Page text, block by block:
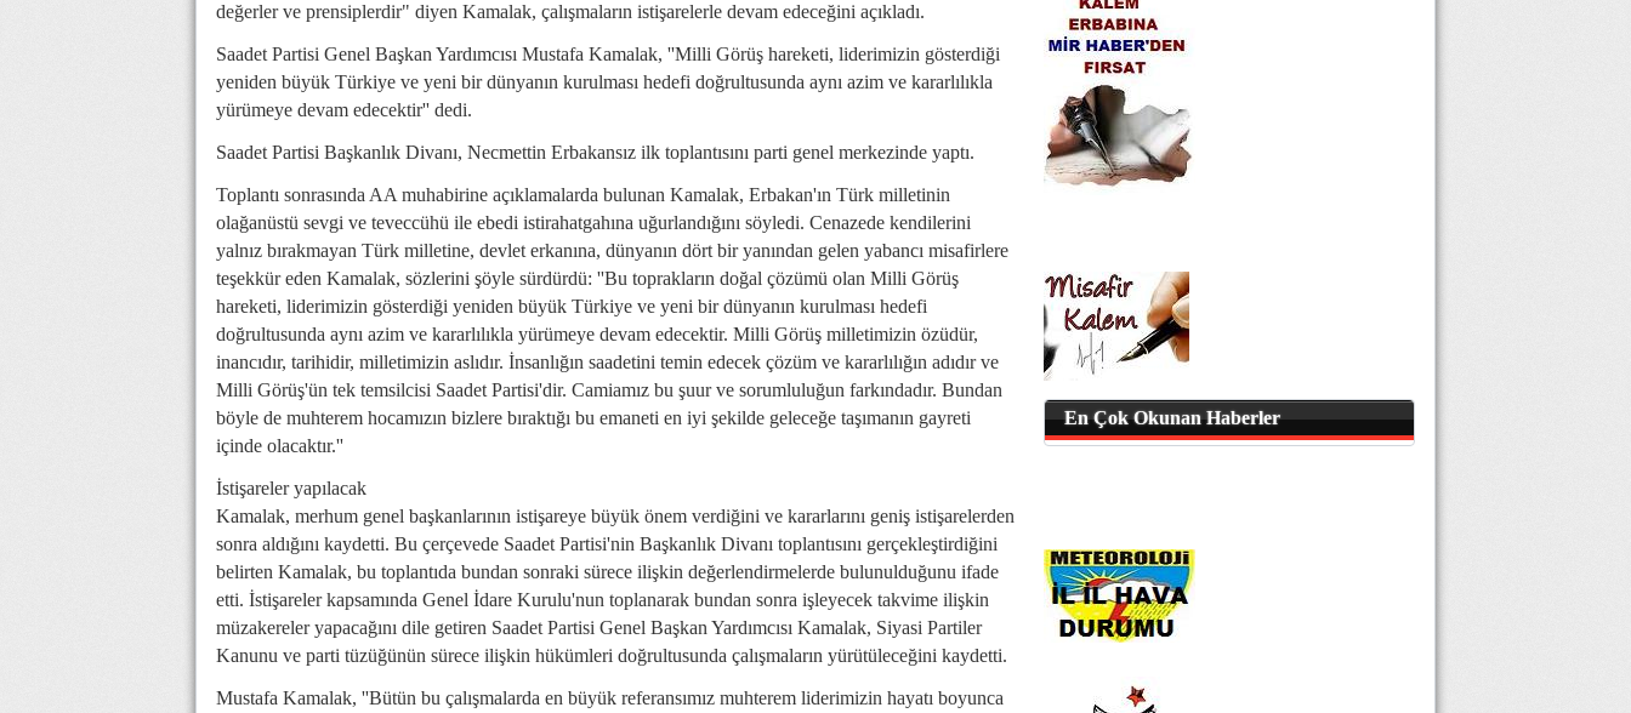
değerler ve prensiplerdir" diyen Kamalak, çalışmaların istişarelerle devam edeceğini açıkladı.
Saadet Partisi Genel Başkan Yardımcısı Mustafa Kamalak, ''Milli Görüş hareketi, liderimizin gösterdiği
yeniden büyük Türkiye ve yeni bir dünyanın kurulması hedefi doğrultusunda aynı azim ve kararlılıkla
yürümeye devam edecektir'' dedi.
Saadet Partisi Başkanlık Divanı, Necmettin Erbakansız ilk toplantısını parti genel merkezinde yaptı.
Toplantı sonrasında AA muhabirine açıklamalarda bulunan Kamalak, Erbakan'ın Türk milletinin
olağanüstü sevgi ve teveccühü ile ebedi istirahatgahına uğurlandığını söyledi. Cenazede kendilerini
yalnız bırakmayan Türk milletine, devlet erkanına, dünyanın dört bir yanından gelen yabancı misafirlere
teşekkür eden Kamalak, sözlerini şöyle sürdürdü: ''Bu toprakların doğal çözümü olan Milli Görüş
hareketi, liderimizin gösterdiği yeniden büyük Türkiye ve yeni bir dünyanın kurulması hedefi
doğrultusunda aynı azim ve kararlılıkla yürümeye devam edecektir. Milli Görüş milletimizin özüdür,
inancıdır, tarihidir, milletimizin aslıdır. İnsanlığın saadetini temin edecek çözüm ve kararlılığın adıdır ve
Milli Görüş'ün tek temsilcisi Saadet Partisi'dir. Camiamız bu şuur ve sorumluluğun farkındadır. Bundan
böyle de muhterem hocamızın bizlere bıraktığı bu emaneti en iyi şekilde geleceğe taşımanın gayreti
içinde olacaktır.''
İstişareler yapılacak
Kamalak, merhum genel başkanlarının istişareye büyük önem verdiğini ve kararlarını geniş istişarelerden
sonra aldığını kaydetti. Bu çerçevede Saadet Partisi'nin Başkanlık Divanı toplantısını gerçekleştirdiğini
belirten Kamalak, bu toplantıda bundan sonraki sürece ilişkin değerlendirmelerde bulunulduğunu ifade
etti. İstişareler kapsamında Genel İdare Kurulu'nun toplanarak bundan sonra işleyecek takvime ilişkin
müzakereler yapacağını dile getiren Saadet Partisi Genel Başkan Yardımcısı Kamalak, Siyasi Partiler
Kanunu ve parti tüzüğünün sürece ilişkin hükümleri doğrultusunda çalışmaların yürütüleceğini kaydetti.
Mustafa Kamalak, ''Bütün bu çalışmalarda en büyük referansımız muhterem liderimizin hayatı boyunca
En Çok Okunan Haberler